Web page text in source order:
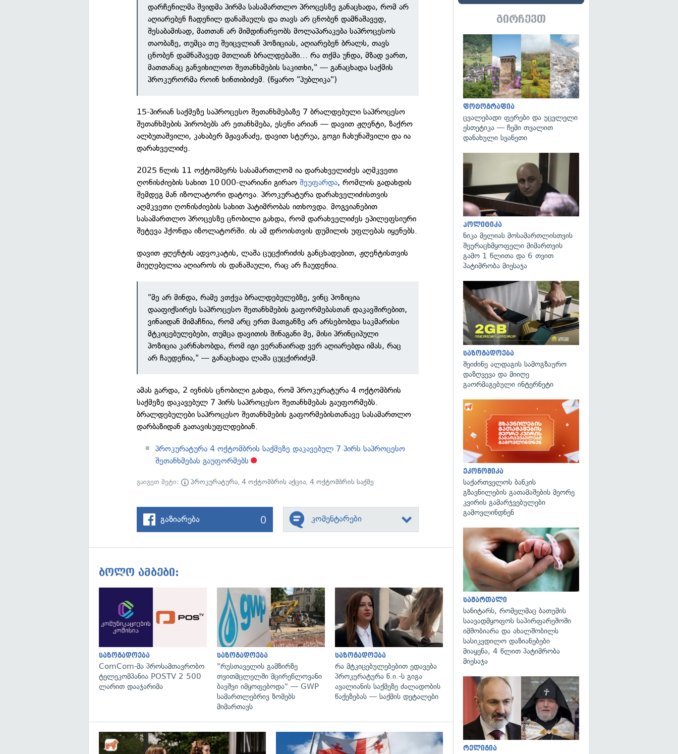
დარჩენილმა შვიდმა პირმა სასამართლო პროცესზე განაცხადა, რომ არ
აღიარებენ ჩადენილ დანაშაულს და თავს არ ცნობენ დამნაშავედ,
შესაბამისად, მათთან არ მიმდინარეობს მოლაპარაკება საპროცესოს
თაობაზე, თუმცა თუ შეიცვლიან პოზიციას, აღიარებენ ბრალს, თავს
ცნობენ დამნაშავედ მთლიან ბრალდებაში… რა თქმა უნდა, მზად ვართ,
მათთანაც განვიხილოთ შეთანხმების საკითხი," — განაცხადა საქმის
პროკურორმა როინ ხინთიბიძემ. (წყარო "პუბლიკა")
15-პირიან საქმეზე საპროცესო შეთანხმებაზე 7 ბრალდებული საპროცესო
შეთანხმების პირობებს არ ეთანხმება, ესენი არიან — დავით ჟღენტი, ზაქრო
ალბუთაშვილი, კახაბერ მჟავანაძე, დავით სტურუა, გოგი ჩახუნაშვილი და ია
დარახველიძე.
2025 წლის 11 ოქტომბერს სასამართლომ ია დარახველიძეს აღმკვეთი
ღონისძიების სახით 10 000-ლარიანი გირაოშეუფარდა, რომლის გადახდის
შემდეგ მან იზოლატორი დატოვა. პროკურატურა დარახველიძისთვის
აღმკვეთი ღონისძიების სახით პატიმრობას ითხოვდა. მოგვიანებით
სასამართლო პროცესზე ცნობილი გახდა, რომ დარახველიძეს ეპილეფსიური
შეტევა ჰქონდა იზოლატორში. ის ამ დროისთვის დუმილის უფლებას იყენებს.
დავით ჟღენტის ადვოკატის, ლაშა ცუცქირიძის განცხადებით, ჟღენტისთვის
მიუღებელია აღიაროს ის დანაშაული, რაც არ ჩაუდენია.
"მე არ მინდა, რამე ვთქვა ბრალდებულებზე, ვინც პოზიცია
დააფიქსირეს საპროცესო შეთანხმების გაფორმებასთან დაკავშირებით,
ვინაიდან მიმაჩნია, რომ არც ერთ მათგანზე არ არსებობდა საკმარისი
მტკიცებულებები, თუმცა დავითის შინაგანი მე, მისი პრინციპული
პოზიცია კარნახობდა, რომ იგი ვერანაირად ვერ აღიარებდა იმას, რაც
არ ჩაუდენია," — განაცხადა ლაშა ცუცქირიძემ.
ამას გარდა, 2 ივნისს ცნობილი გახდა, რომ პროკურატურა 4 ოქტომბრის
საქმეზე დაკავებულ 7 პირს საპროცესო შეთანხმებას გაუფორმებს.
ბრალდებულები საპროცესო შეთანხმების გაფორმებისთანავე სასამართლო
დარბაზიდან გათავისუფლდებიან.
პროკურატურა 4 ოქტომბრის საქმეზე დაკავებულ 7 პირს საპროცესო
შეთანხმებას გაუფორმებს
გაიგეთ მეტი: პროკურატურა,4 ოქტომბრის აქცია,4 ოქტომბრის საქმე
გაზიარება 0 კომენტარები
ბოლო ამბები:
გადახედვა
საზოგადოება
ComCom-მა პროსამთავრობო
ტელეკომპანია POSTV 2 500
ლარით დააჯარიმა
გადახედვა
საზოგადოება
"რუსთაველის გამზირზე
თვითმცლელში მცირეწლოვანი
ბავშვი იმყოფებოდა" — GWP
სამართლებრივ ზომებს
მიმართავს
გადახედვა
საზოგადოება
რა მტკიცებულებებით ედავება
პროკურატურა ნ.ი.-ს გიგა
ავალიანის საქმეზე ძალადობის
წაქეზებას — საქმის დეტალები
გირჩევთ
ფოტოგრაფია
ცვალებადი ფერები და უცვლელი
ესთეტიკა — ჩემი თვალით
დანახული სვანეთი
პოლიტიკა
ნიკა მელიას მოსამართლისთვის
შეურაცხმყოფელი მიმართვის
გამო 1 წლითა და 6 თვით
პატიმრობა მიესაჯა
საზოგადოება
შეიძინე ალდაგის სამოგზაურო
დაზღვევა და მიიღე
გაორმაგებული ინტერნეტი
ეკონომიკა
საქართველოს ბანკის
გზავნილების გათამაშების მეორე
კვირის გამარჯვებულები
გამოვლინდნენ
სამართალი
სანიტარს, რომელმაც ბათუმის
საავადმყოფოს საპირფარეშოში
იმშობიარა და ახალშობილს
სასიკვდილო დაზიანებები
მიაყენა, 4 წლით პატიმრობა
მიესაჯა
რელიგია